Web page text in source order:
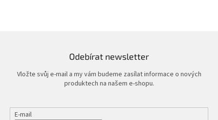
Odebírat newsletter
Vložte svůj e-mail a my vám budeme zasílat informace o nových
produktech na našem e-shopu.
E-mail